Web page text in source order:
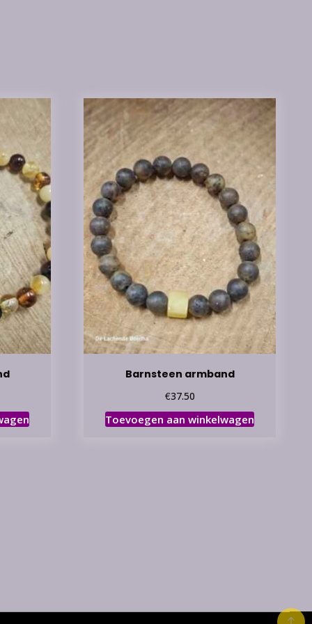
Barnsteen armband
€37.50
Toevoegen aan winkelwagen